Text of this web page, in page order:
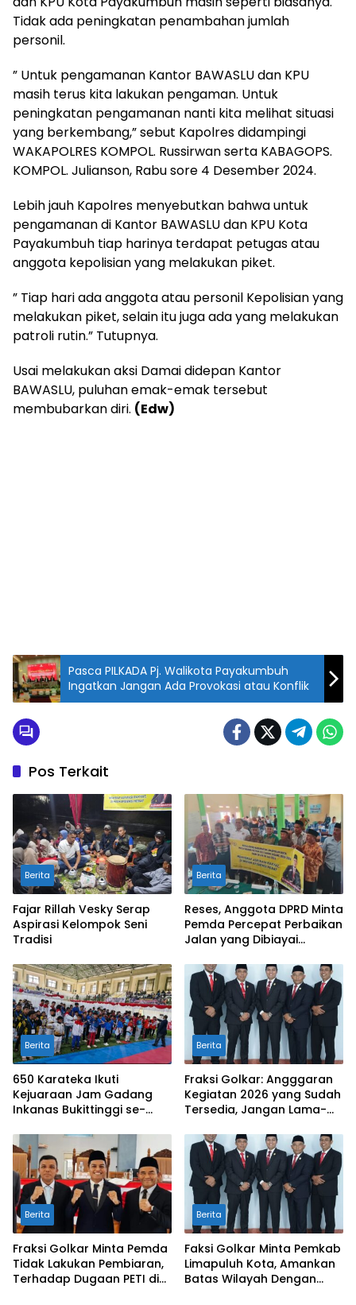
Tidak ada peningkatan penambahan jumlah
personil.
” Untuk pengamanan Kantor BAWASLU dan KPU
masih terus kita lakukan pengaman. Untuk
peningkatan pengamanan nanti kita melihat situasi
yang berkembang,” sebut Kapolres didampingi
WAKAPOLRES KOMPOL. Russirwan serta KABAGOPS.
KOMPOL. Julianson, Rabu sore 4 Desember 2024.
Lebih jauh Kapolres menyebutkan bahwa untuk
pengamanan di Kantor BAWASLU dan KPU Kota
Payakumbuh tiap harinya terdapat petugas atau
anggota kepolisian yang melakukan piket.
” Tiap hari ada anggota atau personil Kepolisian yang
melakukan piket, selain itu juga ada yang melakukan
patroli rutin.” Tutupnya.
Usai melakukan aksi Damai didepan Kantor
BAWASLU, puluhan emak-emak tersebut
membubarkan diri. (Edw)
Pasca PILKADA Pj. Walikota Payakumbuh
Ingatkan Jangan Ada Provokasi atau Konflik
Pos Terkait
Berita
Fajar Rillah Vesky Serap
Aspirasi Kelompok Seni
Tradisi
Berita
Reses, Anggota DPRD Minta
Pemda Percepat Perbaikan
Jalan yang Dibiayai
Berita
650 Karateka Ikuti
Kejuaraan Jam Gadang
Inkanas Bukittinggi se-
Berita
Fraksi Golkar: Angggaran
Kegiatan 2026 yang Sudah
Tersedia, Jangan Lama-
Daerah
Berita
Fraksi Golkar Minta Pemda
Tidak Lakukan Pembiaran,
Terhadap Dugaan PETI di
Berita
Faksi Golkar Minta Pemkab
Limapuluh Kota, Amankan
Batas Wilayah Dengan